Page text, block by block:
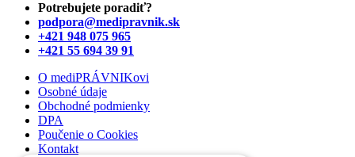
Potrebujete poradiť?
podpora@medipravnik.sk
+421 948 075 965
+421 55 694 39 91
O mediPRÁVNIKovi
Osobné údaje
Obchodné podmienky
DPA
Poučenie o Cookies
Kontakt